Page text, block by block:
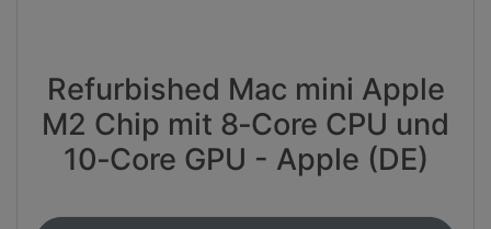
Refurbished Mac mini Apple
M2 Chip mit 8‑Core CPU und
10‑Core GPU - Apple (DE)